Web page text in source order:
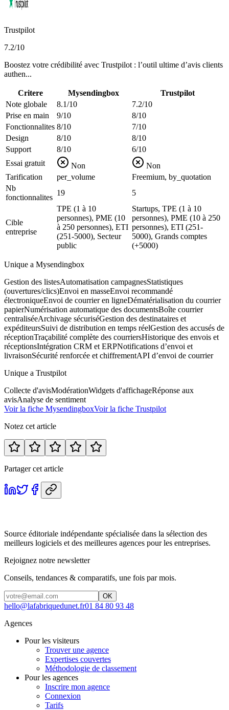
Trustpilot
7.2/10
Boostez votre crédibilité avec Trustpilot : l’outil ultime d’avis clients
authen...
Critere Mysendingbox
Trustpilot
Note globale
8.1/10
7.2/10
Prise en main
9/10
8/10
Fonctionnalites 8/10
7/10
Design
8/10
8/10
Support
8/10
6/10
Essai gratuit
Non
Non
Tarification
per_volume
Freemium, by_quotation
Nb
fonctionnalites
19 5
Cible
entreprise
TPE (1 à 10
personnes), PME (10
à 250 personnes), ETI
(251-5000), Secteur
public
Startups, TPE (1 à 10
personnes), PME (10 à 250
personnes), ETI (251-
5000), Grands comptes
(+5000)
Unique a Mysendingbox
Gestion des listesAutomatisation campagnesStatistiques
(ouvertures/clics)Envoi en masseEnvoi recommandé
électroniqueEnvoi de courrier en ligneDématérialisation du courrier
papierNumérisation automatique des documentsBoîte courrier
centraliséeArchivage sécuriséGestion des destinataires et
expéditeursSuivi de distribution en temps réelGestion des accusés de
réceptionTraçabilité complète des courriersHistorique des envois et
réceptionsIntégration CRM et ERPNotifications d’envoi et
livraisonSécurité renforcée et chiffrementAPI d’envoi de courrier
Unique a Trustpilot
Collecte d'avisModérationWidgets d'affichageRéponse aux
avisAnalyse de sentiment
Voir la fiche MysendingboxVoir la fiche Trustpilot
Notez cet article
Partager cet article
Source éditoriale indépendante spécialisée dans la sélection des
meilleurs logiciels et des meilleures agences pour les entreprises.
Rejoignez notre newsletter
Conseils, tendances & comparatifs, une fois par mois.
OK
hello@lafabriquedunet.fr01 84 80 93 48
Agences
Pour les visiteurs
Trouver une agence
Expertises couvertes
Méthodologie de classement
Pour les agences
Inscrire mon agence
Connexion
Tarifs